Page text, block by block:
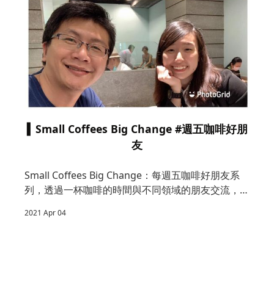
▍Small Coffees Big Change #週五咖啡好朋
友
Small Coffees Big Change：每週五咖啡好朋友系
列，透過一杯咖啡的時間與不同領域的朋友交流，累
2021 Apr 04